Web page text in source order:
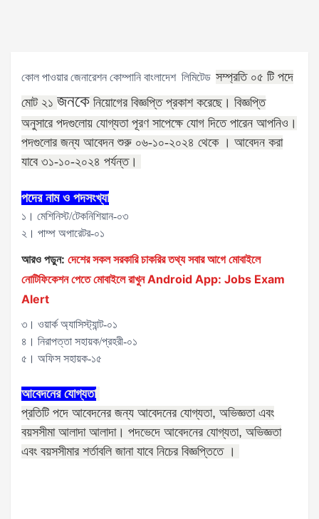
কোল পাওয়ার জেনারেশন কোম্পানি বাংলাদেশ লিমিটেড সম্প্রতি ০৫ টি পদে
মোট ২১ জনকে নিয়োগের বিজ্ঞপ্তি প্রকাশ করেছে। বিজ্ঞপ্তি
অনুসারে পদগুলোয় যোগ্যতা পূরণ সাপেক্ষে যোগ দিতে পারেন আপনিও।
পদগুলোর জন্য আবেদন শুরু ০৬-১০-২০২৪ থেকে । আবেদন করা
যাবে ৩১-১০-২০২৪ পর্যন্ত।
পদের নাম ও পদসংখ্যা
১। মেশিনিস্ট/টেকনিশিয়ান-০৩
২। পাম্প অপারেটর-০১
আরও পড়ুন: দেশের সকল সরকারি চাকরির তথ্য সবার আগে মোবাইলে
নোটিফিকেশন পেতে মোবাইলে রাখুন Android App: Jobs Exam
Alert
৩। ওয়ার্ক অ্যাসিস্ট্যান্ট-০১
৪। নিরাপত্তা সহায়ক/প্রহরী-০১
৫। অফিস সহায়ক-১৫
আবেদনের যোগ্যতা
প্রতিটি পদে আবেদনের জন্য আবেদনের যোগ্যতা, অভিজ্ঞতা এবং
বয়সসীমা আলাদা আলাদা। পদভেদে আবেদনের যোগ্যতা, অভিজ্ঞতা
এবং বয়সসীমার শর্তাবলি জানা যাবে নিচের বিজ্ঞপ্তিতে ।